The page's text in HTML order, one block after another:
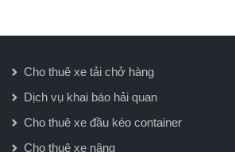
Cho thuê xe tải chở hàng
Dịch vụ khai báo hải quan
Cho thuê xe đầu kéo container
Cho thuê xe nâng